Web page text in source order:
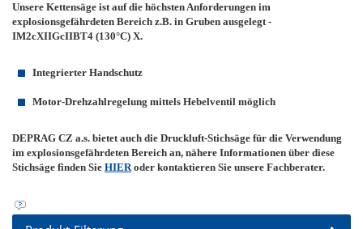
Unsere Kettensäge ist auf die höchsten Anforderungen im
explosionsgefährdeten Bereich z.B. in Gruben ausgelegt -
IM2cXIIGcIIBT4 (130°C) X.
Integrierter Handschutz
Motor-Drehzahlregelung mittels Hebelventil möglich
DEPRAG CZ a.s. bietet auch die Druckluft-Stichsäge für die Verwendung
im explosionsgefährdeten Bereich an, nähere Informationen über diese
Stichsäge finden Sie HIERoder kontaktieren Sie unsere Fachberater.